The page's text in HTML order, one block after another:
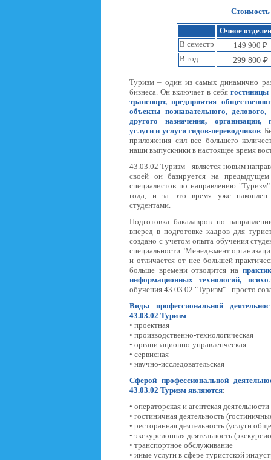
Очное
В семестр
149 900 ₽
В год
299 800 ₽
Туризм – один из самых динамично
бизнеса. Он включает в себя гостиницы
транспорт, предприятия
объекты познавательного,
другого назначения, организации,
услуги и услуги гидов-переводчиков.
приложения сил все большего
наши выпускники в настоящее время
43.03.02 Туризм - является новым
своей он базируется на
специалистов по направлению
года, и за это время уже
студентами.
Подготовка бакалавров по
вперед в подготовке кадров для
создано с учетом опыта обучения
специальности "Менеджмент
и отличается от нее большей
больше времени отводится на
информационных технологий,
обучения 43.03.02 "Туризм" - просто
Виды профессиональной
43.03.02 Туризм:
• проектная
• производственно-технологическая
• организационно-управленческая
• сервисная
• научно-исследовательская
Сферой профессиональной
43.03.02 Туризм являются:
• операторская и агентская
• гостиничная деятельность
• ресторанная деятельность (услуги
• экскурсионная деятельность
• транспортное обслуживание
• иные услуги в сфере туристской